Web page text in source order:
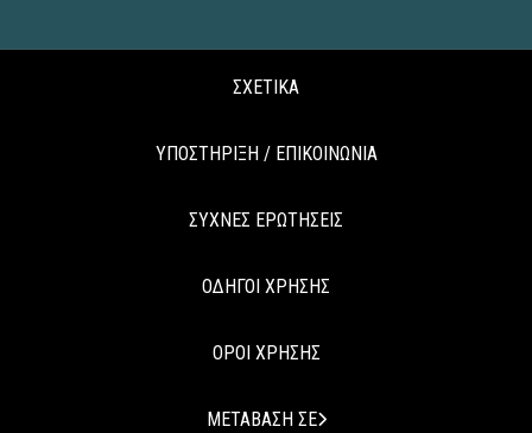
ΣΧΕΤΙΚΑ
ΥΠΟΣΤΗΡΙΞΗ / ΕΠΙΚΟΙΝΩΝΙΑ
ΣΥΧΝΕΣ ΕΡΩΤΗΣΕΙΣ
ΟΔΗΓΟΙ ΧΡΗΣΗΣ
ΟΡΟΙ ΧΡΗΣΗΣ
ΜΕΤΑΒΑΣΗ ΣΕ